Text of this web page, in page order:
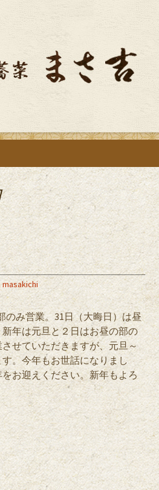
屋「
masakichi
のみ営業。31日（大晦日）は昼
年は元旦と２日はお昼の部の
せていただきますが、元旦～
。今年もお世話になりまし
お迎えください。新年もよろ